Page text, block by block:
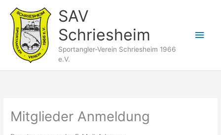
Inhalt
springen
SAV
Schriesheim
Sportangler-Verein Schriesheim 1966
e.V.
Mitglieder Anmeldung